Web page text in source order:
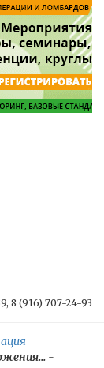
8 (916) 707-24-93
-